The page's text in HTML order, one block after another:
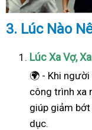
3. Lúc Nào
Lúc Xa Vợ,
🌍 - Khi
công trình xa
giúp giảm
dục.